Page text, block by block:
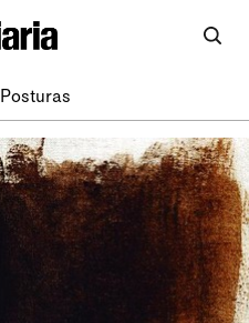
Posturas